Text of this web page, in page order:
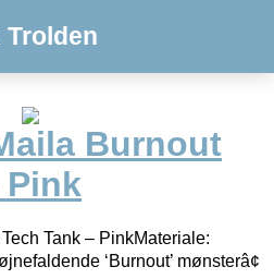
Trolden
Burnout
Pink
Tank – PinkMateriale:
‘Burnout’ mønsterâ¢